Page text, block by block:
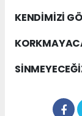
KENDİMİZİ